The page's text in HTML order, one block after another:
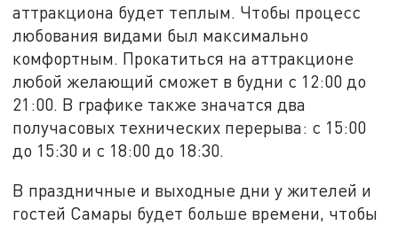
аттракциона будет теплым. Чтобы процесс
любования видами был максимально
комфортным. Прокатиться на аттракционе
любой желающий сможет в будни с 12:00 до
21:00. В графике также значатся два
получасовых технических перерыва: с 15:00
до 15:30 и с 18:00 до 18:30.
В праздничные и выходные дни у жителей и
гостей Самары будет больше времени, чтобы